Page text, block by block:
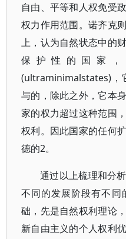
自由、平等和人权免受
权力作用范围。诺齐克
上，认为自然状态中的
保护性的国家
(ultraminimalstates)，
与的，除此之外，它本
家的权力超过这种范围
权利。因此国家的任何
德的2。
通过以上梳理和分
不同的发展阶段有不同
础，先是自然权利理论
新自由主义的个人权利